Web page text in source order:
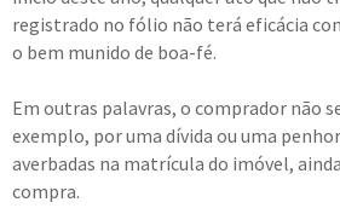
registrado no fólio não terá eficácia
o bem munido de boa-fé.
Em outras palavras, o comprador não
exemplo, por uma dívida ou uma
averbadas na matrícula do imóvel,
compra.